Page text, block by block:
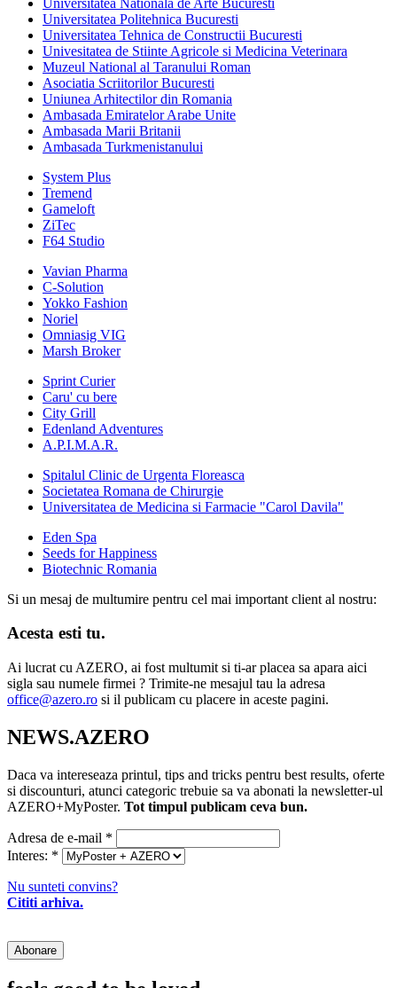
Universitatea Politehnica Bucuresti
Universitatea Tehnica de Constructii Bucuresti
Univesitatea de Stiinte Agricole si Medicina Veterinara
Muzeul National al Taranului Roman
Asociatia Scriitorilor Bucuresti
Uniunea Arhitectilor din Romania
Ambasada Emiratelor Arabe Unite
Ambasada Marii Britanii
Ambasada Turkmenistanului
System Plus
Tremend
Gameloft
ZiTec
F64 Studio
Vavian Pharma
C-Solution
Yokko Fashion
Noriel
Omniasig VIG
Marsh Broker
Sprint Curier
Caru' cu bere
City Grill
Edenland Adventures
A.P.I.M.A.R.
Spitalul Clinic de Urgenta Floreasca
Societatea Romana de Chirurgie
Universitatea de Medicina si Farmacie "Carol Davila"
Eden Spa
Seeds for Happiness
Biotechnic Romania
Si un mesaj de multumire pentru cel mai important client al nostru:
Acesta esti tu.
Ai lucrat cu AZERO, ai fost multumit si ti-ar placea sa apara aici
sigla sau numele firmei ? Trimite-ne mesajul tau la adresa
office@azero.ro si il publicam cu placere in aceste pagini.
NEWS.AZERO
Daca va intereseaza printul, tips and tricks pentru best results, oferte
si discounturi, atunci categoric trebuie sa va abonati la newsletter-ul
AZERO+MyPoster. Tot timpul publicam ceva bun.
Adresa de e-mail *
Interes: *
Nu sunteti convins?
Cititi arhiva.